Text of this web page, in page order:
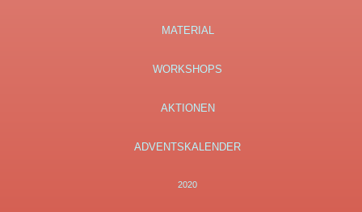
MATERIAL
WORKSHOPS
AKTIONEN
ADVENTSKALENDER
2020